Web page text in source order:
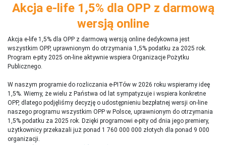
Akcja e-life 1,5% dla OPP z darmową
wersją online
Akcja e-life 1,5% dla OPP z darmową wersją online dedykowna jest
wszystkim OPP, uprawnionym do otrzymania 1,5% podatku za 2025 rok.
Program e-pity 2025 on-line aktywnie wspiera Organizacje Pożytku
Publicznego.
W naszym programie do rozliczania e-PITów w 2026 roku wspieramy ideę
1,5%. Wiemy, że wielu z Państwa od lat sympatyzuje i wspiera konkretne
OPP, dlatego podjęliśmy decyzję o udostępnieniu bezpłatnej wersji on-line
naszego programu wszystkim OPP w Polsce, uprawnionym do otrzymania
1,5% podatku za 2025 rok. Dzięki programowi e-pity od dnia jego premiery,
użytkownicy przekazali już ponad 1 760 000 000 złotych dla ponad 9 000
organizacji.